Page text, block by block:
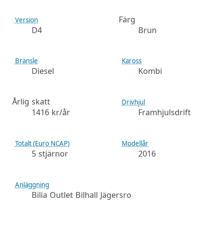
Version
D4
Färg
Brun
Bränsle
Diesel
Kaross
Kombi
Årlig skatt
1416 kr/år
Drivhjul
Framhjulsdrift
Totalt (Euro NCAP)
5 stjärnor
Modellår
2016
Anläggning
Bilia Outlet Bilhall Jägersro